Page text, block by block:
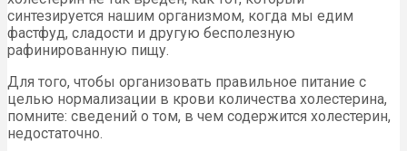
синтезируется нашим организмом, когда мы едим
фастфуд, сладости и другую бесполезную
рафинированную пищу.
Для того, чтобы организовать правильное питание с
целью нормализации в крови количества холестерина,
помните: сведений о том, в чем содержится холестерин,
недостаточно.